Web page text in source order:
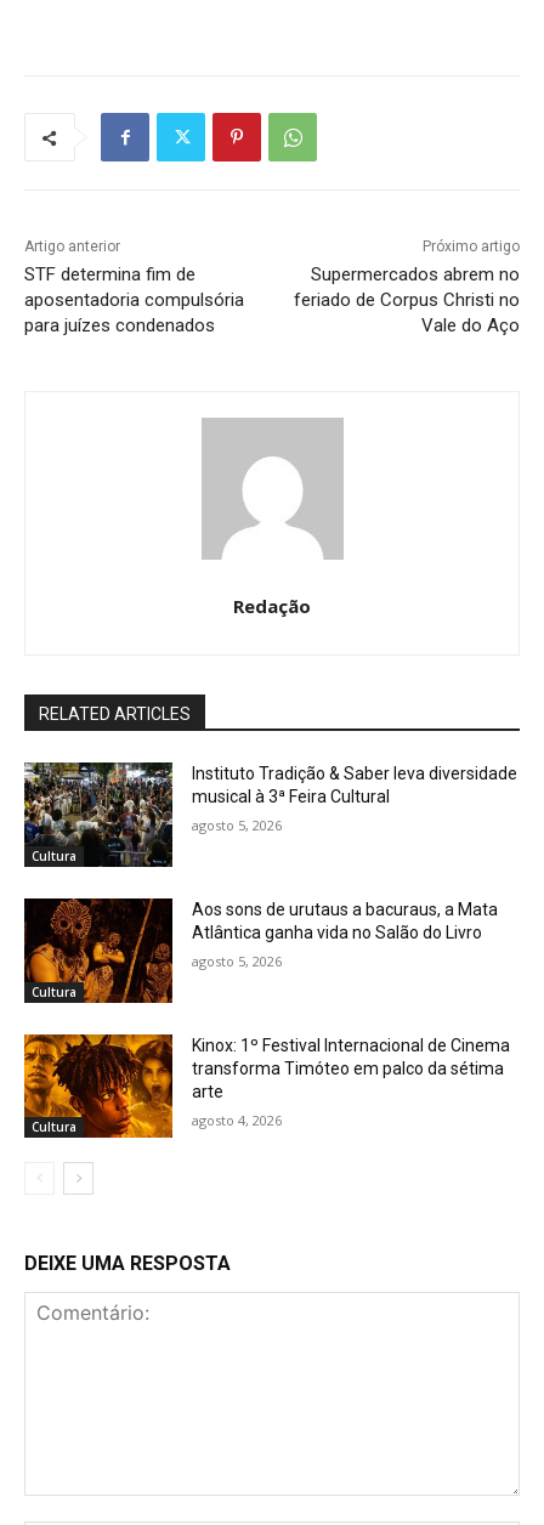
Artigo anterior
STF determina fim de
aposentadoria compulsória
para juízes condenados
Próximo artigo
Supermercados abrem no
feriado de Corpus Christi no
Vale do Aço
Redação
RELATED ARTICLES
Cultura
Instituto Tradição & Saber leva diversidade
musical à 3ª Feira Cultural
agosto 5, 2026
Cultura
Aos sons de urutaus a bacuraus, a Mata
Atlântica ganha vida no Salão do Livro
agosto 5, 2026
Cultura
Kinox: 1º Festival Internacional de Cinema
transforma Timóteo em palco da sétima
arte
agosto 4, 2026
DEIXE UMA RESPOSTA